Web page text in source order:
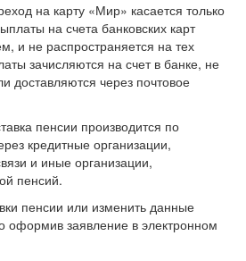
на карту «Мир» касается только
на счета банковских карт
и не распространяется на тех
зачисляются на счет в банке, не
доставляются через почтовое
пенсии производится по
кредитные организации,
и иные организации,
пенсий.
пенсии или изменить данные
оформив заявление в электронном